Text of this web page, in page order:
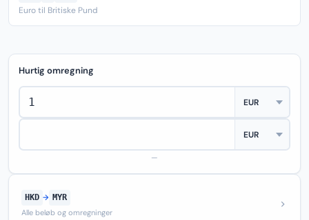
Euro til Britiske Pund
Hurtig omregning
—
HKD → MYR
Alle beløb og omregninger